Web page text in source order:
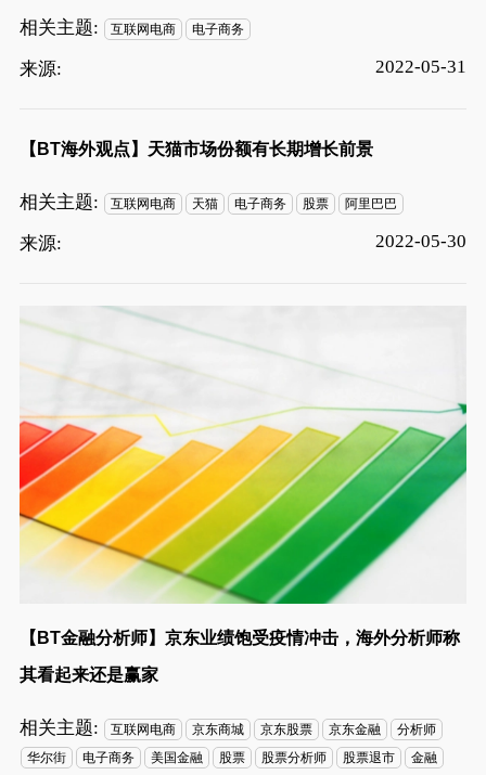
相关主题: 互联网电商 电子商务
来源: 2022-05-31
【BT海外观点】天猫市场份额有长期增长前景
相关主题: 互联网电商 天猫 电子商务 股票 阿里巴巴
来源: 2022-05-30
【BT金融分析师】京东业绩饱受疫情冲击，海外分析师称
其看起来还是赢家
相关主题: 互联网电商 京东商城 京东股票 京东金融
分析师
华尔街
电子商务 美国金融 股票 股票分析师 股票退市 金融